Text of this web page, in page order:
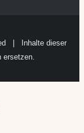
| Inhalte dieser
ersetzen.